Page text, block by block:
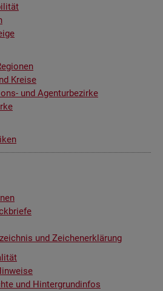
Krei­se
und Agen­tur­be­zir­ke
und Zei­chen­er­klä­rung
und Hin­ter­grund­in­fos